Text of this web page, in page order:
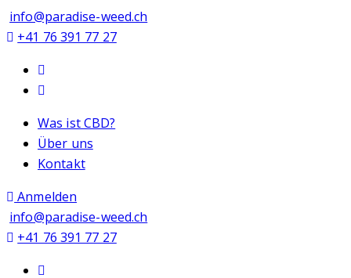
info@paradise-weed.ch
+41 76 391 77 27
Was ist CBD?
Über uns
Kontakt
Anmelden
info@paradise-weed.ch
+41 76 391 77 27